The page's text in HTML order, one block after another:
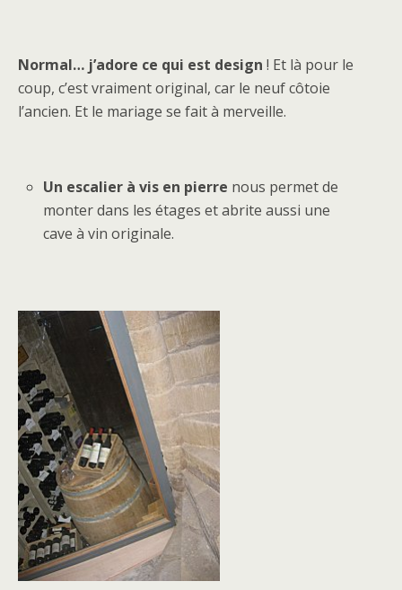
Normal… j’adore ce qui est design ! Et là pour le
coup, c’est vraiment original, car le neuf côtoie
l’ancien. Et le mariage se fait à merveille.
Un escalier à vis en pierre nous permet de
monter dans les étages et abrite aussi une
cave à vin originale.